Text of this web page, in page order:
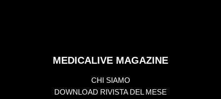
MEDICALIVE MAGAZINE
CHI SIAMO
DOWNLOAD RIVISTA DEL MESE